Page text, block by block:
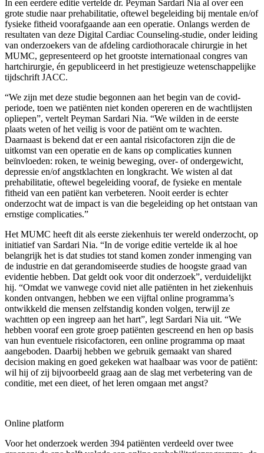
In een eerdere editie vertelde dr. Peyman Sardari Nia al over een
grote studie naar prehabilitatie, oftewel begeleiding bij mentale en/of
fysieke fitheid voorafgaande aan een operatie. Onlangs werden de
resultaten van deze Digital Cardiac Counseling-studie, onder leiding
van onderzoekers van de afdeling cardiothoracale chirurgie in het
MUMC, gepresenteerd op het grootste internationaal congres van
hartchirurgie, én gepubliceerd in het prestigieuze wetenschappelijke
tijdschrift JACC.
“We zijn met deze studie begonnen aan het begin van de covid-
periode, toen we patiënten niet konden opereren en de wachtlijsten
opliepen”, vertelt Peyman Sardari Nia. “We wilden in de eerste
plaats weten of het veilig is voor de patiënt om te wachten.
Daarnaast is bekend dat er een aantal risicofactoren zijn die de
uitkomst van een operatie en de kans op complicaties kunnen
beïnvloeden: roken, te weinig beweging, over- of ondergewicht,
depressie en/of angstklachten en longkracht. We wisten al dat
prehabilitatie, oftewel begeleiding vooraf, de fysieke en mentale
fitheid van een patiënt kan verbeteren. Nooit eerder is echter
onderzocht wat de impact is van die begeleiding op het ontstaan van
ernstige complicaties.”
Het MUMC heeft dit als eerste ziekenhuis ter wereld onderzocht, op
initiatief van Sardari Nia. “In de vorige editie vertelde ik al hoe
belangrijk het is dat studies tot stand komen zonder inmenging van
de industrie en dat gerandomiseerde studies de hoogste graad van
evidentie hebben. Dat geldt ook voor dit onderzoek”, verduidelijkt
hij. “Omdat we vanwege covid niet alle patiënten in het ziekenhuis
konden ontvangen, hebben we een vijftal online programma’s
ontwikkeld die mensen zelfstandig konden volgen, terwijl ze
wachtten op een ingreep aan het hart”, legt Sardari Nia uit. “We
hebben vooraf een grote groep patiënten gescreend en hen op basis
van hun eventuele risicofactoren, een online programma op maat
aangeboden. Daarbij hebben we gebruik gemaakt van shared
decision making en goed gekeken wat haalbaar was voor de patiënt:
wil hij of zij bijvoorbeeld graag aan de slag met verbetering van de
conditie, met een dieet, of het leren omgaan met angst?
Online platform
Voor het onderzoek werden 394 patiënten verdeeld over twee